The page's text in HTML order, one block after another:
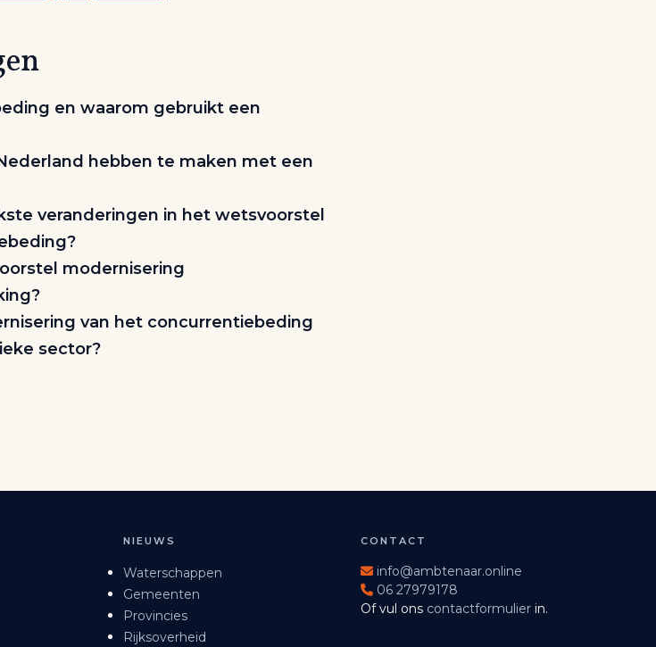
en waarom gebruikt een
hebben te maken met een
veranderingen in het wetsvoorstel
modernisering
van het concurrentiebeding
sector?
NIEUWS
Waterschappen
Gemeenten
Provincies
Rijksoverheid
CONTACT
info@ambtenaar.online
06 27979178
Of vul ons contactformulier in.